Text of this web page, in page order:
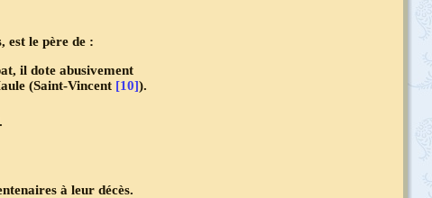
est le père de :
il dote abusivement
(Saint-Vincent [10]).
à leur décès.